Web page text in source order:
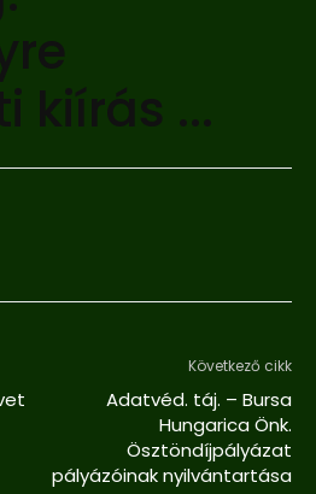
kiírás ...
Következő cikk
Adatvéd. táj. – Bursa
Hungarica Önk.
Ösztöndíjpályázat
pályázóinak nyilvántartása